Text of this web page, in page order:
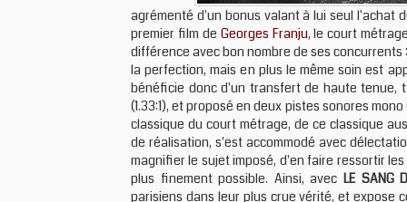
agrémenté d'un bonus valant à lui seul l'achat
premier film de Georges Franju, le court
différence avec bon nombre de ses
la perfection, mais en plus le même soin est
bénéficie donc d'un transfert de haute tenue,
(1.33:1), et proposé en deux pistes sonores
classique du court métrage, de ce classique
de réalisation, s'est accommodé avec
magnifier le sujet imposé, d'en faire ressortir
plus finement possible. Ainsi, avec LE SANG
parisiens dans leur plus crue vérité, et expose